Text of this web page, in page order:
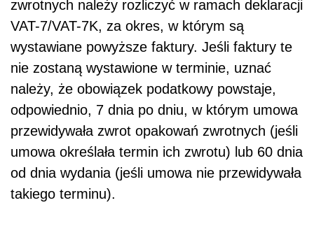
zwrotnych należy rozliczyć w ramach deklaracji
VAT-7/VAT-7K, za okres, w którym są
wystawiane powyższe faktury. Jeśli faktury te
nie zostaną wystawione w terminie, uznać
należy, że obowiązek podatkowy powstaje,
odpowiednio, 7 dnia po dniu, w którym umowa
przewidywała zwrot opakowań zwrotnych (jeśli
umowa określała termin ich zwrotu) lub 60 dnia
od dnia wydania (jeśli umowa nie przewidywała
takiego terminu).